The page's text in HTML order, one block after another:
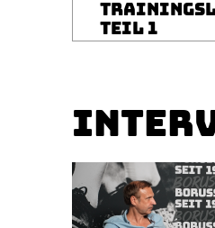
TEIL 1